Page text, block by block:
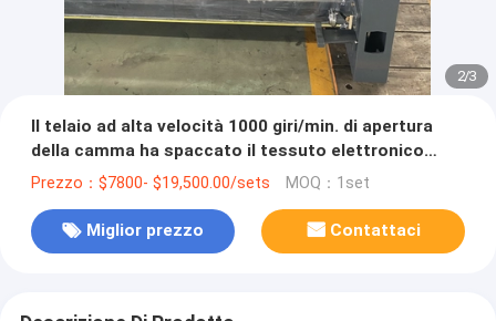
2/3
Il telaio ad alta velocità 1000 giri/min. di apertura
della camma ha spaccato il tessuto elettronico
della macchina della ratiera dell'alimentatore
Prezzo：$7800- $19,500.00/sets MOQ：1set
Miglior prezzo Contattaci